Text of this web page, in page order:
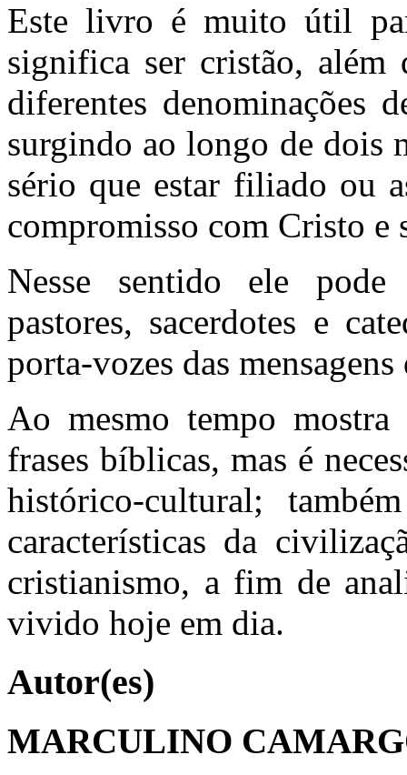
Este livro é muito útil
significa ser cristão, além
diferentes denominações
surgindo ao longo de dois
sério que estar filiado ou
compromisso com Cristo e
Nesse sentido ele pode
pastores, sacerdotes e
porta-vozes das mensagens
Ao mesmo tempo
frases bíblicas, mas é
histórico-cultural;
características da
cristianismo, a fim de
vivido hoje em dia.
Autor(es)
MARCULINO